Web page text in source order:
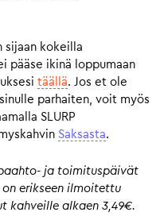
sijaan kokeilla
pääse ikinä loppumaan
täällä. Jos et ole
parhaiten, voit myös
SLURP
Saksasta.
ja toimituspäivät
erikseen ilmoitettu
kahveille alkaen 3,49€.